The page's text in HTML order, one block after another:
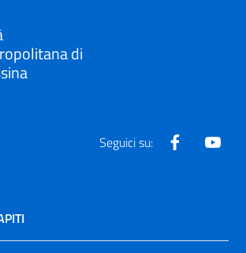
di
Seguici su: Facebook